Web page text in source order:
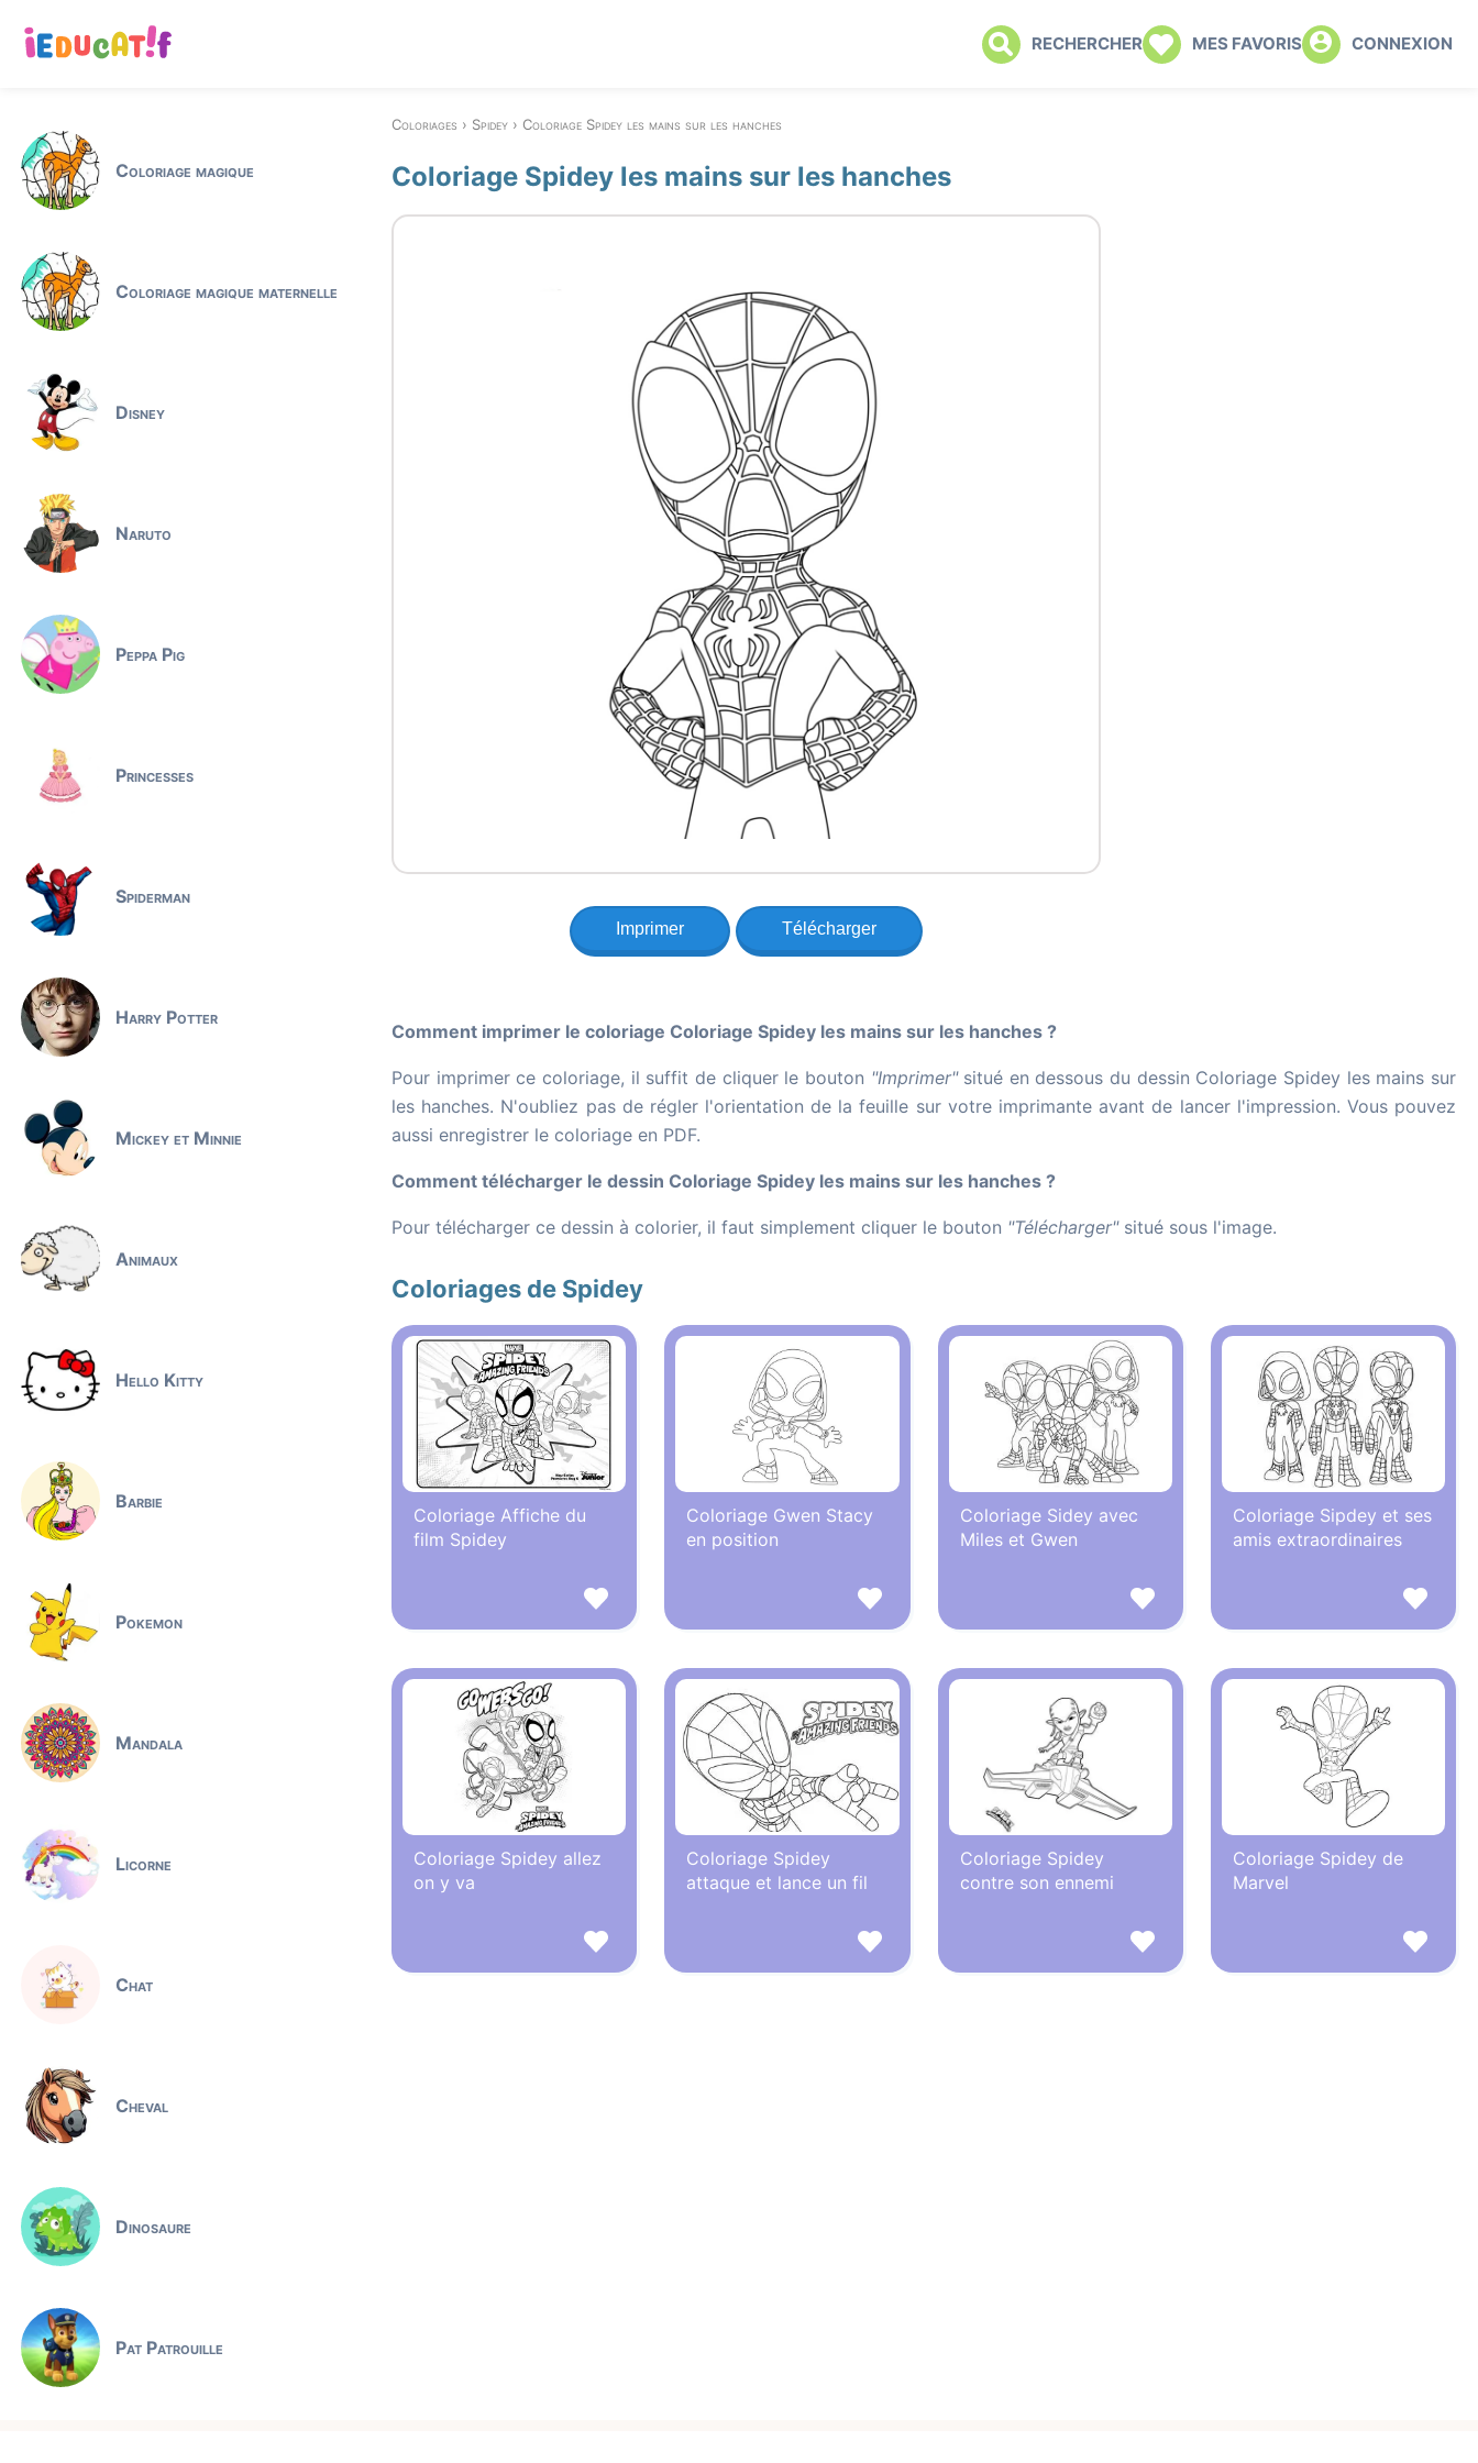
RECHERCHER MES FAVORIS CONNEXION
Coloriage magique
Coloriage magique maternelle
Disney
Naruto
Peppa Pig
Princesses
Spiderman
Harry Potter
Mickey et Minnie
Animaux
Hello Kitty
Barbie
Pokemon
Mandala
Licorne
Chat
Cheval
Dinosaure
Pat Patrouille
Coloriages Spidey Coloriage Spidey les mains sur les hanches
Coloriage Spidey les mains sur les hanches
Imprimer Télécharger
Comment imprimer le coloriage Coloriage Spidey les mains sur les hanches ?
Pour imprimer ce coloriage, il suffit de cliquer le bouton "Imprimer"situé en dessous du dessin Coloriage Spidey les mains sur
les hanches. N'oubliez pas de régler l'orientation de la feuille sur votre imprimante avant de lancer l'impression. Vous pouvez
aussi enregistrer le coloriage en PDF.
Comment télécharger le dessin Coloriage Spidey les mains sur les hanches ?
Pour télécharger ce dessin à colorier, il faut simplement cliquer le bouton "Télécharger"situé sous l'image.
Coloriages de Spidey
Coloriage Affiche du
film Spidey
Coloriage Gwen Stacy
en position
Coloriage Sidey avec
Miles et Gwen
Coloriage Sipdey et ses
amis extraordinaires
Coloriage Spidey allez
on y va
Coloriage Spidey
attaque et lance un fil
Coloriage Spidey
contre son ennemi
Coloriage Spidey de
Marvel